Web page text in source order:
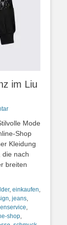
im Liu
Mode
Shop
Kleidung
die nach
breiten
, einkaufen
jeans
shop